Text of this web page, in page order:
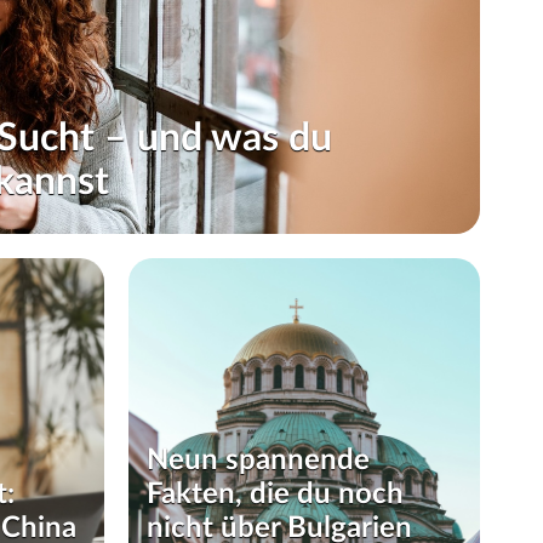
– und was du
Neun spannende
Fakten, die du noch
nicht über Bulgarien
Wer sind wir eigentlich? Ein